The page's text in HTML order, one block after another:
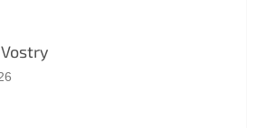
obchodu je 5 z 5 hvězdiček.